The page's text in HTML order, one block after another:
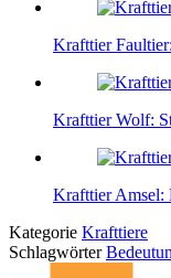
Krafttier
Krafttier Wolf:
Krafttier Amsel:
Kategorie Krafttiere
Schlagwörter